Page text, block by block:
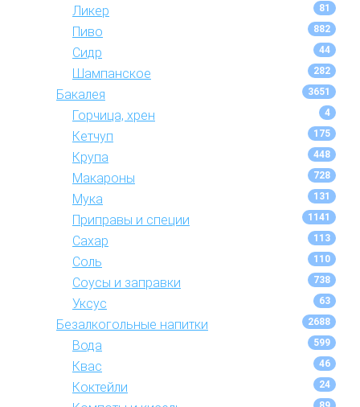
Ликер 81
Пиво 882
Сидр 44
Шампанское 282
Бакалея 3651
Горчица, хрен 4
Кетчуп 175
Крупа 448
Макароны 728
Мука 131
Приправы и специи 1141
Сахар 113
Соль 110
Соусы и заправки 738
Уксус 63
Безалкогольные напитки 2688
Вода 599
Квас 46
Коктейли 24